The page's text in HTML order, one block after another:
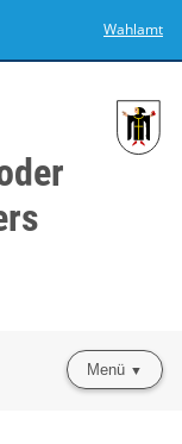
Wahlamt
Menü